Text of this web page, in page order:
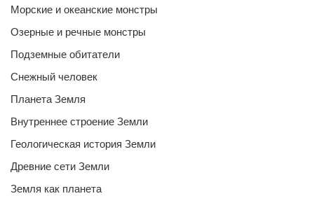
Морские и океанские монстры
Озерные и речные монстры
Подземные обитатели
Снежный человек
Планета Земля
Внутреннее строение Земли
Геологическая история Земли
Древние сети Земли
Земля как планета